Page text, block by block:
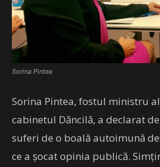
Sorina Pintea
Sorina Pintea, fostul ministru
cabinetul Dăncilă, a declarat
suferi de o boală autoimună
ce a șocat opinia publică.